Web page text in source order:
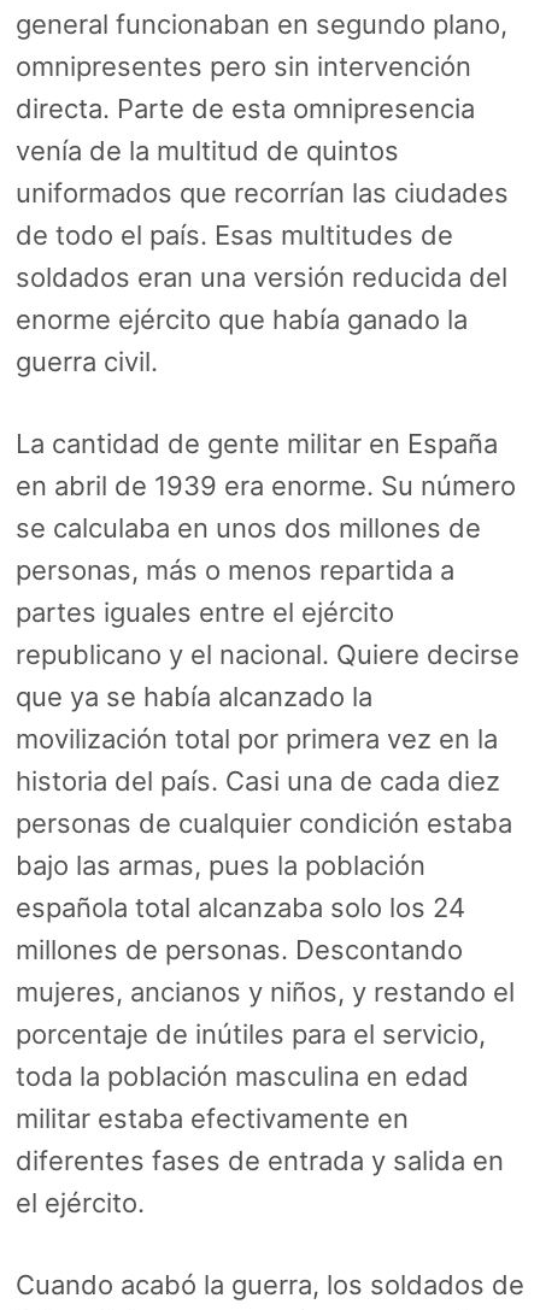
general funcionaban en segundo plano,
omnipresentes pero sin intervención
directa. Parte de esta omnipresencia
venía de la multitud de quintos
uniformados que recorrían las ciudades
de todo el país. Esas multitudes de
soldados eran una versión reducida del
enorme ejército que había ganado la
guerra civil.
La cantidad de gente militar en España
en abril de 1939 era enorme. Su número
se calculaba en unos dos millones de
personas, más o menos repartida a
partes iguales entre el ejército
republicano y el nacional. Quiere decirse
que ya se había alcanzado la
movilización total por primera vez en la
historia del país. Casi una de cada diez
personas de cualquier condición estaba
bajo las armas, pues la población
española total alcanzaba solo los 24
millones de personas. Descontando
mujeres, ancianos y niños, y restando el
porcentaje de inútiles para el servicio,
toda la población masculina en edad
militar estaba efectivamente en
diferentes fases de entrada y salida en
el ejército.
Cuando acabó la guerra, los soldados de